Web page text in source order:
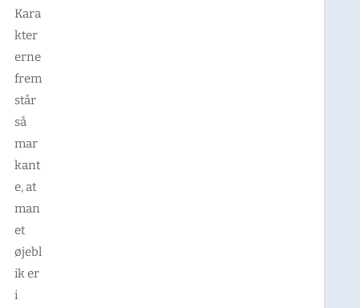
Kara
kter
erne
frem
står
så
mar
kant
e, at
man
et
øjebl
ik er
i